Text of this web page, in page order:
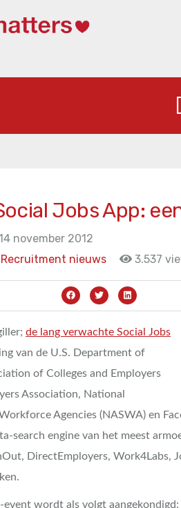
Jobs App:
november 2012
Recruitment nieuws 3.537
de lang verwachte Social Jobs
van de U.S. Department of
of Colleges and Employers
Association, National
Agencies (NASWA) en
search engine van het meest
DirectEmployers, Work4Labs,
wordt als volgt aangekondigd: